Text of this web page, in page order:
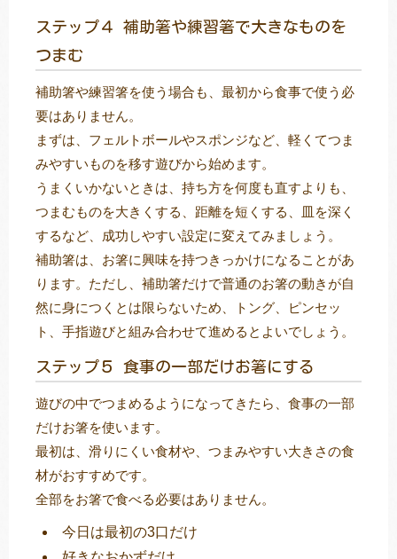
ステップ４ 補助箸や練習箸で大きなものを
つまむ
補助箸や練習箸を使う場合も、最初から食事で使う必
要はありません。
まずは、フェルトボールやスポンジなど、軽くてつま
みやすいものを移す遊びから始めます。
うまくいかないときは、持ち方を何度も直すよりも、
つまむものを大きくする、距離を短くする、皿を深く
するなど、成功しやすい設定に変えてみましょう。
補助箸は、お箸に興味を持つきっかけになることがあ
ります。ただし、補助箸だけで普通のお箸の動きが自
然に身につくとは限らないため、トング、ピンセッ
ト、手指遊びと組み合わせて進めるとよいでしょう。
ステップ５ 食事の一部だけお箸にする
遊びの中でつまめるようになってきたら、食事の一部
だけお箸を使います。
最初は、滑りにくい食材や、つまみやすい大きさの食
材がおすすめです。
全部をお箸で食べる必要はありません。
今日は最初の3口だけ